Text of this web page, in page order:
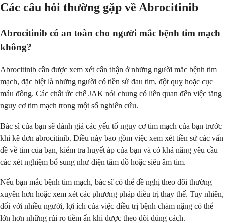
Các câu hỏi thường gặp về Abrocitinib
Abrocitinib có an toàn cho người mắc bệnh tim mạch
không?
Abrocitinib cần được xem xét cẩn thận ở những người mắc bệnh tim
mạch, đặc biệt là những người có tiền sử đau tim, đột quỵ hoặc cục
máu đông. Các chất ức chế JAK nói chung có liên quan đến việc tăng
nguy cơ tim mạch trong một số nghiên cứu.
Bác sĩ của bạn sẽ đánh giá các yếu tố nguy cơ tim mạch của bạn trước
khi kê đơn abrocitinib. Điều này bao gồm việc xem xét tiền sử các vấn
đề về tim của bạn, kiểm tra huyết áp của bạn và có khả năng yêu cầu
các xét nghiệm bổ sung như điện tâm đồ hoặc siêu âm tim.
Nếu bạn mắc bệnh tim mạch, bác sĩ có thể đề nghị theo dõi thường
xuyên hơn hoặc xem xét các phương pháp điều trị thay thế. Tuy nhiên,
đối với nhiều người, lợi ích của việc điều trị bệnh chàm nặng có thể
lớn hơn những rủi ro tiềm ẩn khi được theo dõi đúng cách.